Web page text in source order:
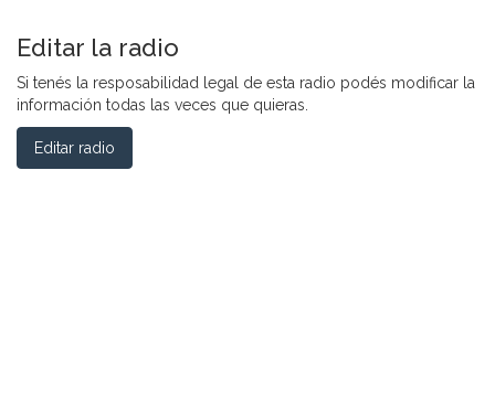
Editar la radio
Si tenés la resposabilidad legal de esta radio podés modificar la
información todas las veces que quieras.
Editar radio